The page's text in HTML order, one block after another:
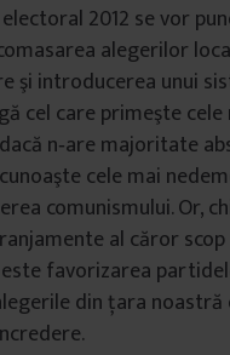
2012 se vor
alegerilor
şi introducerea unui
cel care primeşte
n‑are majoritate
cele mai
comunismului. Or,
al căror
favorizarea
din ţara